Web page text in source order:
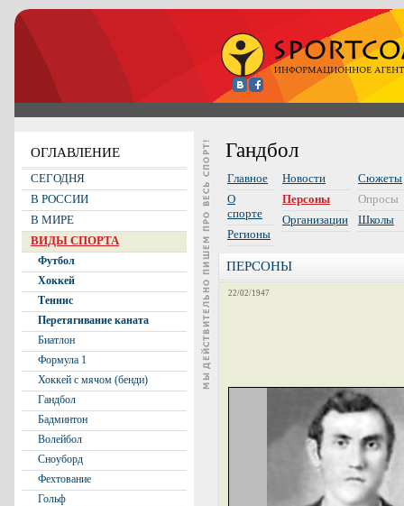
ОГЛАВЛЕНИЕ
СЕГОДНЯ
В РОССИИ
В МИРЕ
ВИДЫ СПОРТА
Футбол
Хоккей
Теннис
Перетягивание каната
Биатлон
Формула 1
Хоккей с мячом (бенди)
Гандбол
Бадминтон
Волейбол
Сноуборд
Фехтование
Гольф
Гандбол
Главное
О
спорте
Регионы
Новости
Персоны
Организации
Сюжеты
Опросы
Школы
ПЕРСОНЫ
22/02/1947